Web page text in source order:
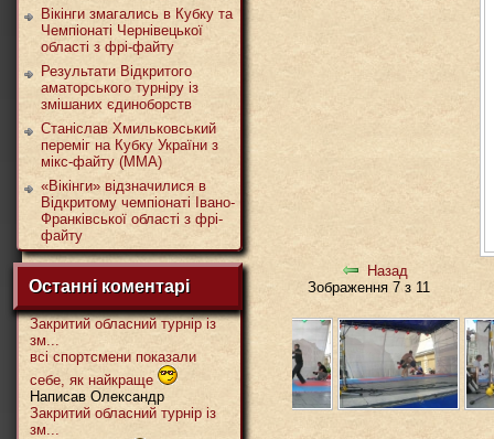
Вікінги змагались в Кубку та
Чемпіонаті Чернівецької
області з фрі-файту
Результати Відкритого
аматорського турніру із
змішаних єдиноборств
Станіслав Хмильковський
переміг на Кубку України з
мікс-файту (ММА)
«Вікінги» відзначилися в
Відкритому чемпіонаті Івано-
Франківської області з фрі-
файту
Останні коментарі
Закритий обласний турнір із
зм...
всі спортсмени показали
себе, як найкраще
Написав Олександр
Закритий обласний турнір із
зм...
Назад
Зображення 7 з 11